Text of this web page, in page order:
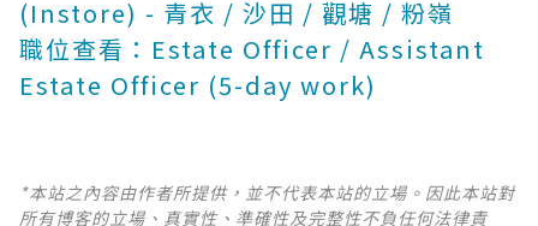
(Instore) - 青衣 / 沙田 / 觀塘 / 粉嶺
職位查看：Estate Officer / Assistant
Estate Officer (5-day work)
*本站之內容由作者所提供，並不代表本站的立場。因此本站對
所有博客的立場、真實性、準確性及完整性不負任何法律責